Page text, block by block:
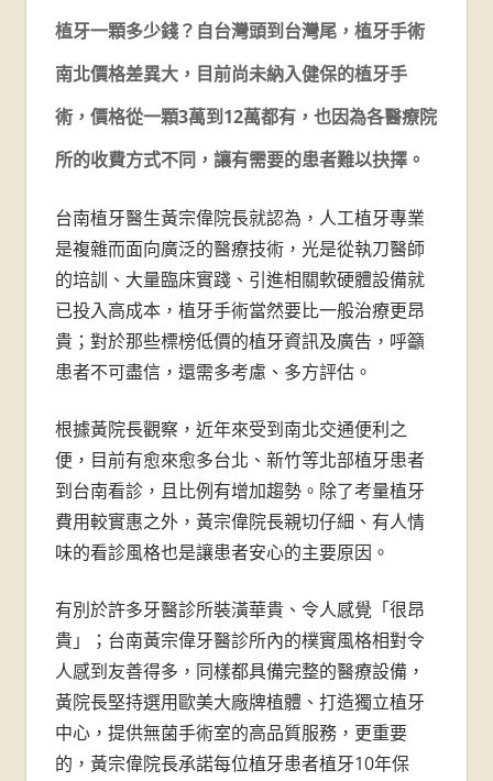
牙
醫
診
所-
台
南
牙
醫
推
薦
植牙一顆多少錢？自台灣頭到台灣尾，植牙手術
南北價格差異大，目前尚未納入健保的植牙手
術，價格從一顆3萬到12萬都有，也因為各醫療院
所的收費方式不同，讓有需要的患者難以抉擇。
台南植牙醫生黃宗偉院長就認為，人工植牙專業
是複雜而面向廣泛的醫療技術，光是從執刀醫師
的培訓、大量臨床實踐、引進相關軟硬體設備就
已投入高成本，植牙手術當然要比一般治療更昂
貴；對於那些標榜低價的植牙資訊及廣告，呼籲
患者不可盡信，還需多考慮、多方評估。
根據黃院長觀察，近年來受到南北交通便利之
便，目前有愈來愈多台北、新竹等北部植牙患者
到台南看診，且比例有增加趨勢。除了考量植牙
費用較實惠之外，黃宗偉院長親切仔細、有人情
味的看診風格也是讓患者安心的主要原因。
有別於許多牙醫診所裝潢華貴、令人感覺「很昂
貴」；台南黃宗偉牙醫診所內的樸實風格相對令
人感到友善得多，同樣都具備完整的醫療設備，
黃院長堅持選用歐美大廠牌植體、打造獨立植牙
中心，提供無菌手術室的高品質服務，更重要
的，黃宗偉院長承諾每位植牙患者植牙10年保